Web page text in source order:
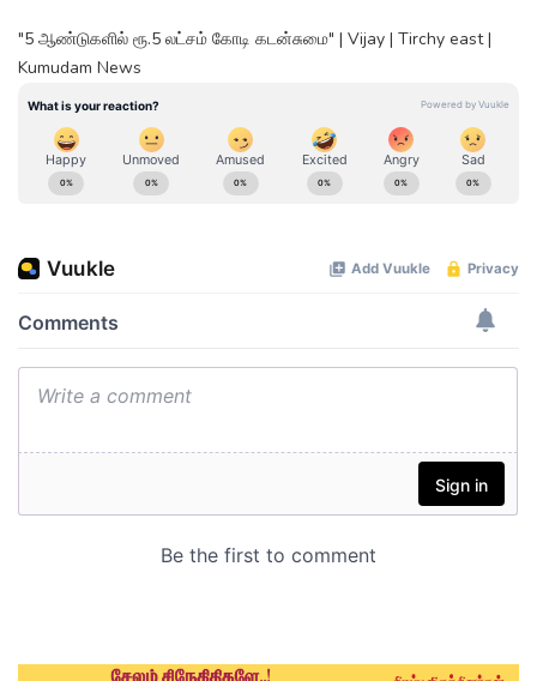
"5 ஆண்டுகளில் ரூ.5 லட்சம் கோடி கடன்சுமை" | Vijay | Tirchy east |
Kumudam News